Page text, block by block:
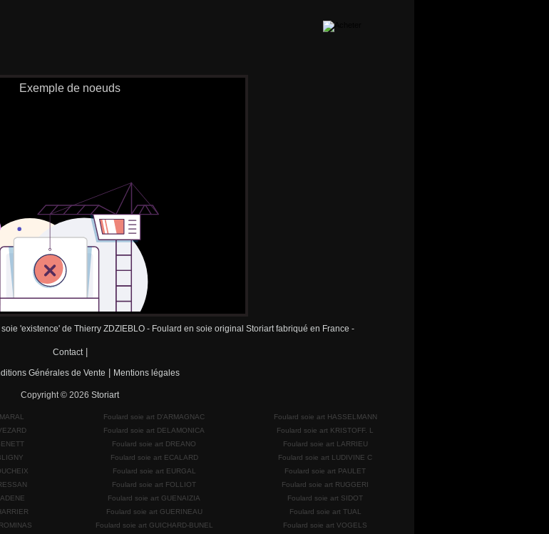
Exemple de noeuds
'existence' de Thierry ZDZIEBLO - Foulard en soie original Storiart fabriqué en France -
Contact|
Générales de Vente Mentions légales
Copyright © 2026 Storiart
Foulard soie art D'ARMAGNAC
Foulard soie art DELAMONICA
Foulard soie art DREANO
Foulard soie art ECALARD
Foulard soie art EURGAL
Foulard soie art FOLLIOT
Foulard soie art GUENAIZIA
Foulard soie art GUERINEAU
Foulard soie art GUICHARD-BUNEL
Foulard soie art HASSELMANN
Foulard soie art KRISTOFF. L
Foulard soie art LARRIEU
Foulard soie art LUDIVINE C
Foulard soie art PAULET
Foulard soie art RUGGERI
Foulard soie art SIDOT
Foulard soie art TUAL
Foulard soie art VOGELS